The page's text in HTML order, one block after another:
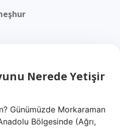
Nerede Yetişir
Günümüzde Morkaraman
Bölgesinde (Ağrı,